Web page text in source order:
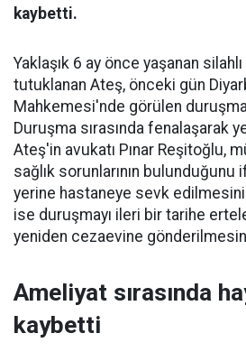
kaybetti.
Yaklaşık 6 ay önce yaşanan
tutuklanan Ateş, önceki gün
Mahkemesi'nde görülen
Duruşma sırasında fenalaşarak
Ateş'in avukatı Pınar Reşitoğlu,
sağlık sorunlarının
yerine hastaneye sevk
ise duruşmayı ileri bir tarihe
yeniden cezaevine
Ameliyat sırasında
kaybetti